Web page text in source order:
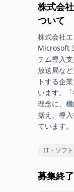
株式会
ついて
株式会社エ
Microsoft
テム導入
放送局な
トする企
います。
理念に、
据え、導
ています。
IT・ソフ
募集終